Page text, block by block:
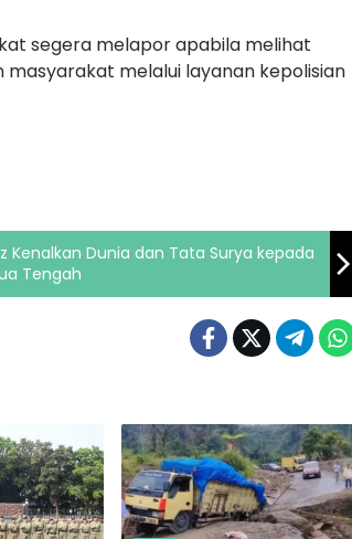
segera melapor apabila melihat
melalui layanan kepolisian
Kenalkan Dunia dan Tata Surya kepada
Tengah